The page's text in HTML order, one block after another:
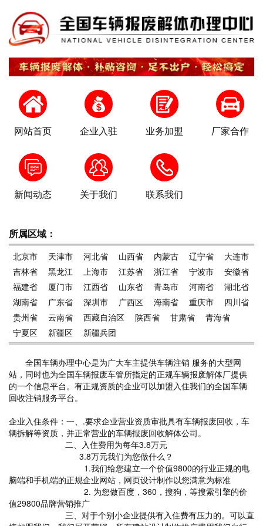
网站首页 企业入驻 业务加盟 厂家合作
新闻动态 关于我们 联系我们
所属区域：
北京市 天津市 河北省 山西省 内蒙古 辽宁省
大连市
吉林省
黑龙江 上海市 江苏省 浙江省 宁波市
安徽省
福建省
厦门市 江西省 山东省 青岛市 河南省
湖北省
湖南省
广东省 深圳市 广西区 海南省 重庆市
四川省
贵州省
云南省 西藏自治区 陕西省 甘肃省
青海省
宁夏区
新疆区 新疆兵团
全国车辆办理中心是为广大车主提供车辆注销 服务的大型网
站，同时也为全国车辆报废车管所指定的正规车辆报废解体厂提供
的一个信息平台。有正规资质的企业可以加盟入住我们的全国车辆
回收注销服务平台。
企业入住条件：一、.要求企业营业资质审批具有车辆报废回收，车
辆拆解等资质，并正常营业的车辆报废回收解体公司。
二、入住费用为每年3.8万元
3.8万元我们为您做什么？
1.我们给您建立一个价值9800的行业正规的电
脑端和手机端的正规企业网站，网页设计制作以您满意为标准
2. 为您做百度，360，搜狗，等搜索引擎的价
值29800品牌营销推广
三、对于个别小企业提供有入住费有压力的。可以直